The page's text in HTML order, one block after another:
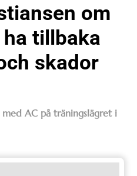
om
tillbaka
skador
AC på träningslägret i